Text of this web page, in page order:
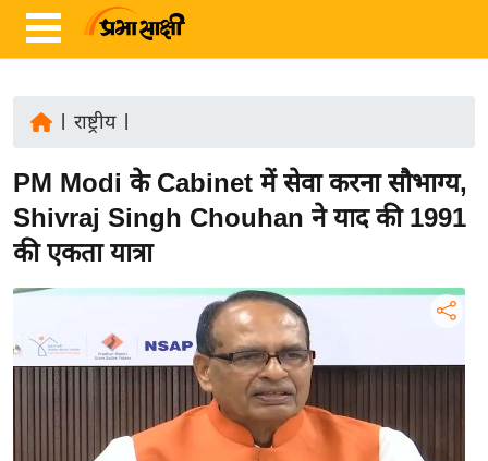
ज़ा
ख
ब
र
ष्ट्री
य
राष्ट्रीय|
PM Modi के Cabinet में सेवा करना सौभाग्य,
Shivraj Singh Chouhan ने याद की 1991
की एकता यात्रा